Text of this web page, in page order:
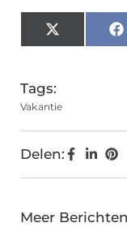
X
(Twitter)
Tags:
Vakantie
Delen:
Meer Berichten